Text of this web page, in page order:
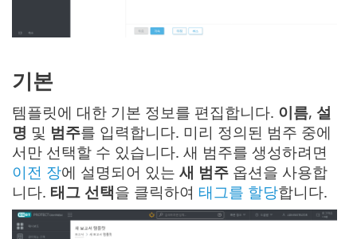
기본
템플릿에 대한 기본 정보를 편집합니다. 이름, 설
명 및 범주를 입력합니다. 미리 정의된 범주 중에
서만 선택할 수 있습니다. 새 범주를 생성하려면
이전 장에 설명되어 있는 새 범주 옵션을 사용합
니다. 태그 선택을 클릭하여 태그를 할당합니다.